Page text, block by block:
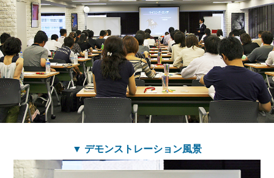
▼ デモンストレーション風景